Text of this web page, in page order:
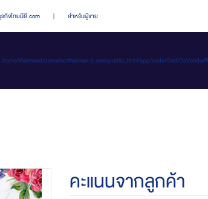
กิจไทยมีดี.com | สำหรับผู้ขาย
/home/thaimeed/domains/thaimee-d.com/public_html/app/code/Ced/
คะแนนจากลูกค้า